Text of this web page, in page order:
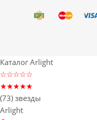
Каталог Arlight
☆☆☆☆☆
★★★★★
(73) звезды
Arlight